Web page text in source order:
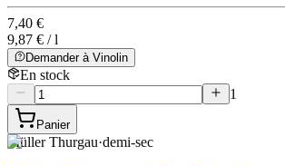
7,40 €
9,87 € / l
Demander à Vinolin
En stock
1
Panier
Müller Thurgau·demi-sec